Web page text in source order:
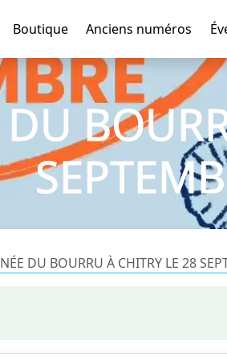
Boutique Anciens numéros
DU BOURRU À CHITRY LE 28